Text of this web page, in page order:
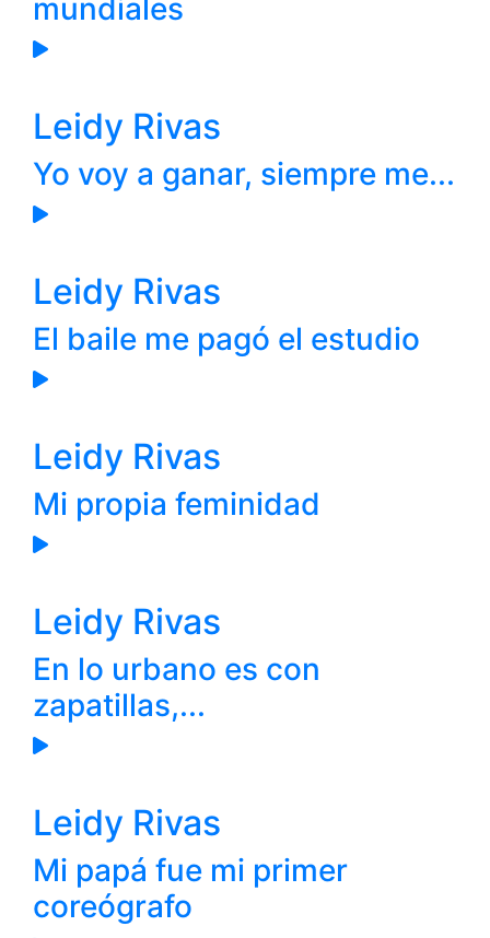
mundiales
Leidy Rivas
Yo voy a ganar, siempre me...
Leidy Rivas
El baile me pagó el estudio
Leidy Rivas
Mi propia feminidad
Leidy Rivas
En lo urbano es con
zapatillas,...
Leidy Rivas
Mi papá fue mi primer
coreógrafo